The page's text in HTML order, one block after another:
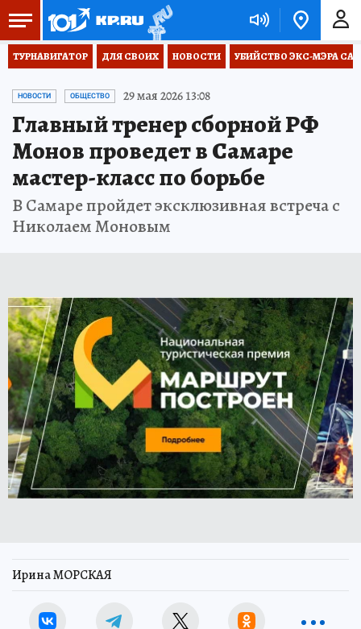
ТУРНАВИГАТОР ДЛЯ СВОИХ НОВОСТИ УБИЙСТВО ЭКС-МЭРА
НОВОСТИ ОБЩЕСТВО 29 мая 2026 13:08
Главный тренер сборной РФ
Монов проведет в Самаре
мастер-класс по борьбе
В Самаре пройдет эксклюзивная встреча с
Николаем Моновым
Ирина МОРСКАЯ